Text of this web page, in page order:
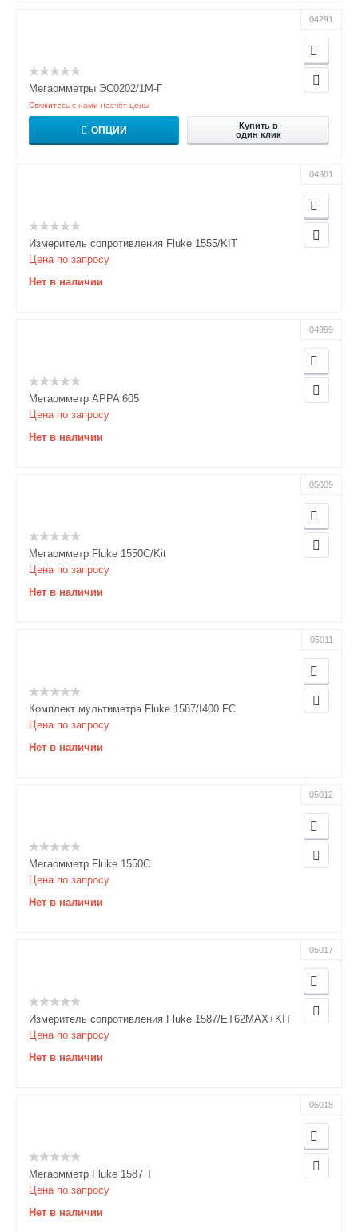
04291
Мегаомметры ЭС0202/1М-Г
Свяжитесь с нами насчёт цены
ОПЦИИ
Купить в
один клик
04901
Измеритель сопротивления Fluke 1555/KIT
Цена по запросу
Нет в наличии
04999
Мегаомметр APPA 605
Цена по запросу
Нет в наличии
05009
Мегаомметр Fluke 1550C/Kit
Цена по запросу
Нет в наличии
05011
Комплект мультиметра Fluke 1587/I400 FC
Цена по запросу
Нет в наличии
05012
Мегаомметр Fluke 1550C
Цена по запросу
Нет в наличии
05017
Измеритель сопротивления Fluke 1587/ET62MAX+KIT
Цена по запросу
Нет в наличии
05018
Мегаомметр Fluke 1587 T
Цена по запросу
Нет в наличии